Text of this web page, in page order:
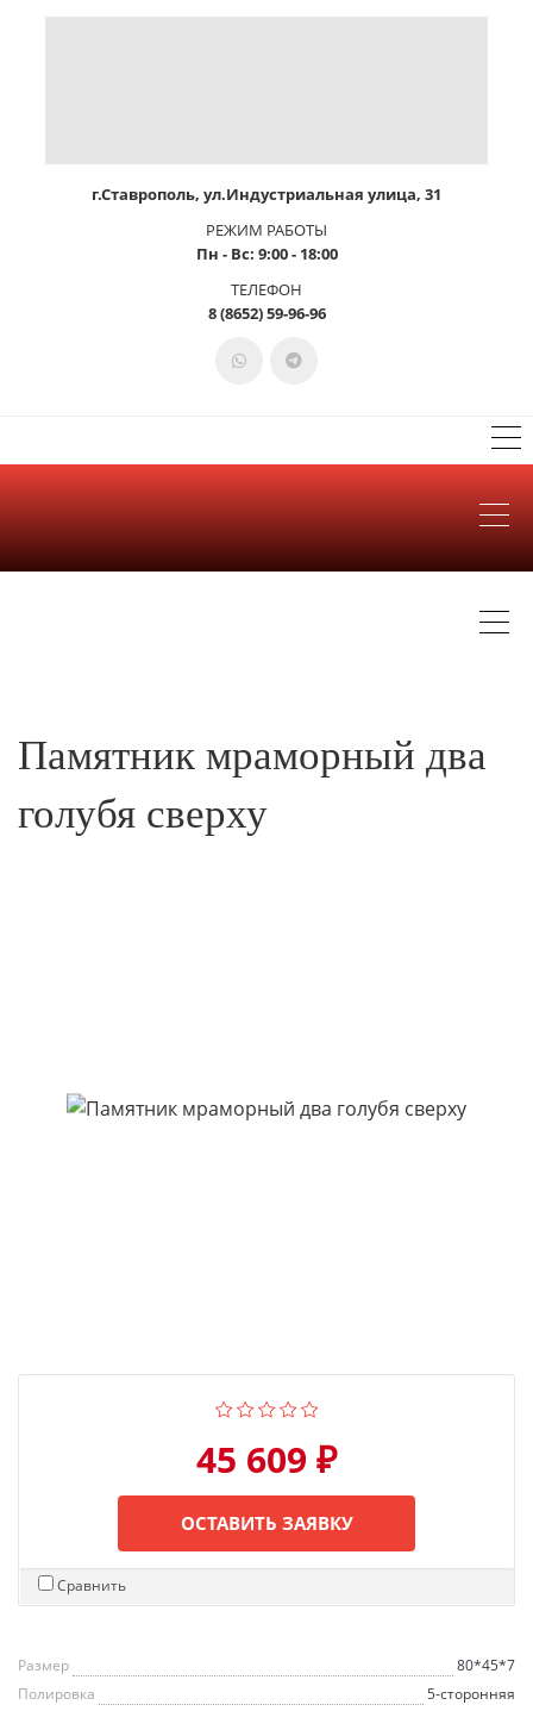
г.Ставрополь, ул.Индустриальная улица, 31
РЕЖИМ РАБОТЫ
Пн - Вс: 9:00 - 18:00
ТЕЛЕФОН
8 (8652) 59-96-96
Памятник мраморный два
голубя сверху
45 609 ₽
ОСТАВИТЬ ЗАЯВКУ
Сравнить
Размер
80*45*7
Полировка
5-сторонняя